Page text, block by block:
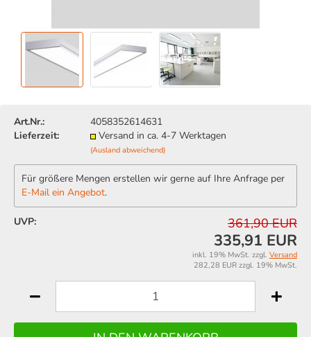
Art.Nr.:
4058352614631
Lieferzeit:
Versand in ca. 4-7 Werktagen
(Ausland abweichend)
Für größere Mengen erstellen wir gerne auf Ihre Anfrage per
E-Mail ein Angebot.
UVP: 361,90 EUR
335,91 EUR
inkl. 19% MwSt. zzgl. Versand
282,28 EUR zzgl. 19% MwSt.